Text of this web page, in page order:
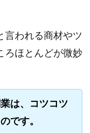
言われる商材やツ
ろほとんどが微妙
は、コツコツ
です。